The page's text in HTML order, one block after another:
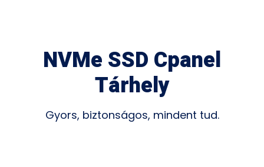
NVMe SSD Cpanel
Tárhely
Gyors, biztonságos, mindent tud.